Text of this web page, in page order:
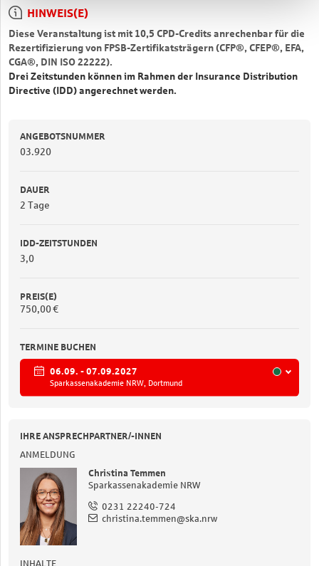
HINWEIS(E)
Diese Veranstaltung ist mit 10,5 CPD-Credits anrechenbar für die
Rezertifizierung von FPSB-Zertifikatsträgern (CFP®, CFEP®, EFA,
CGA®, DIN ISO 22222).
Drei Zeitstunden können im Rahmen der Insurance Distribution
Directive (IDD) angerechnet werden.
ANGEBOTSNUMMER
03.920
DAUER
2 Tage
IDD-ZEITSTUNDEN
3,0
PREIS(E)
750,00 €
TERMINE BUCHEN
06.09. - 07.09.2027
Sparkassenakademie NRW, Dortmund
IHRE ANSPRECHPARTNER/-INNEN
ANMELDUNG
Christina Temmen
Sparkassenakademie NRW
0231 22240-724
christina.temmen@ska.nrw
INHALTE